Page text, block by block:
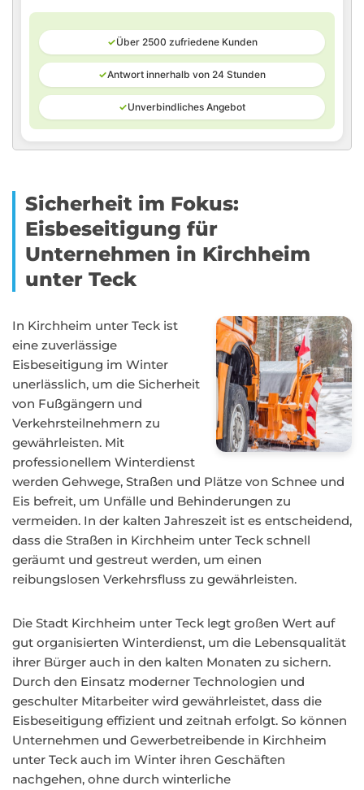
✓Über 2500 zufriedene Kunden
✓Antwort innerhalb von 24 Stunden
✓Unverbindliches Angebot
Sicherheit im Fokus:
Eisbeseitigung für
Unternehmen in Kirchheim
unter Teck
In Kirchheim unter Teck ist
eine zuverlässige
Eisbeseitigung im Winter
unerlässlich, um die Sicherheit
von Fußgängern und
Verkehrsteilnehmern zu
gewährleisten. Mit
professionellem Winterdienst
werden Gehwege, Straßen und Plätze von Schnee und
Eis befreit, um Unfälle und Behinderungen zu
vermeiden. In der kalten Jahreszeit ist es entscheidend,
dass die Straßen in Kirchheim unter Teck schnell
geräumt und gestreut werden, um einen
reibungslosen Verkehrsfluss zu gewährleisten.
Die Stadt Kirchheim unter Teck legt großen Wert auf
gut organisierten Winterdienst, um die Lebensqualität
ihrer Bürger auch in den kalten Monaten zu sichern.
Durch den Einsatz moderner Technologien und
geschulter Mitarbeiter wird gewährleistet, dass die
Eisbeseitigung effizient und zeitnah erfolgt. So können
Unternehmen und Gewerbetreibende in Kirchheim
unter Teck auch im Winter ihren Geschäften
nachgehen, ohne durch winterliche